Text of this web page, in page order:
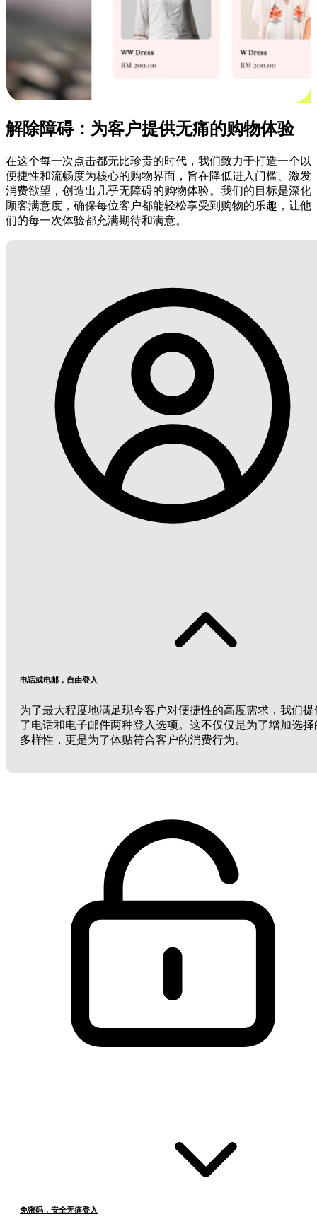
解除障碍：为客户提供无痛的购物体验
在这个每一次点击都无比珍贵的时代，我们致力于打造一个以
便捷性和流畅度为核心的购物界面，旨在降低进入门槛、激发
消费欲望，创造出几乎无障碍的购物体验。我们的目标是深化
顾客满意度，确保每位客户都能轻松享受到购物的乐趣，让他
们的每一次体验都充满期待和满意。
电话或电邮，自由登入
为了最大程度地满足现今客户对便捷性的高度需求，我们提
了电话和电子邮件两种登入选项。这不仅仅是为了增加选择
多样性，更是为了体贴符合客户的消费行为。
免密码，安全无痛登入